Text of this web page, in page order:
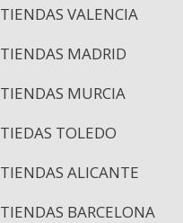
TIENDAS VALENCIA
TIENDAS MADRID
TIENDAS MURCIA
TIEDAS TOLEDO
TIENDAS ALICANTE
TIENDAS BARCELONA